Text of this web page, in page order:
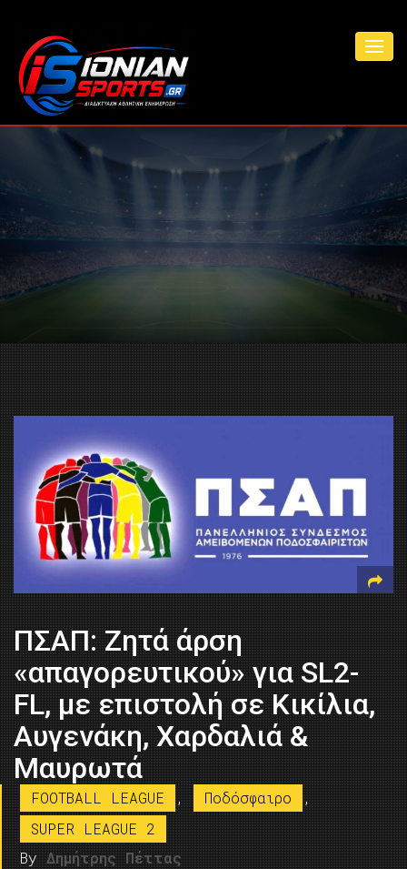
ΠΣΑΠ: Ζητά άρση
«απαγορευτικού» για SL2-
FL, με επιστολή σε Κικίλια,
Αυγενάκη, Χαρδαλιά &
Μαυρωτά
FOOTBALL LEAGUE , Ποδόσφαιρο
,
SUPER LEAGUE 2
By Δημήτρης Πέττας